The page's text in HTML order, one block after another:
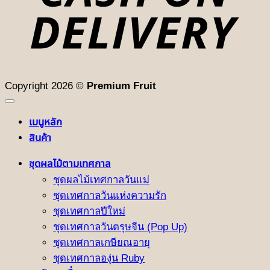
Copyright 2026 © Premium Fruit
เมนูหลัก
สินค้า
ชุดผลไม้ตามเทศกาล
ชุดผลไม้เทศกาลวันแม่
ชุดเทศกาลวันแห่งความรัก
ชุดเทศกาลปีใหม่
ชุดเทศกาลวันตรุษจีน (Pop Up)
ชุดเทศกาลเกษียณอายุ
ชุดเทศกาลองุ่น Ruby